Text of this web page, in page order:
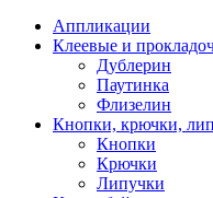
Аппликации
Клеевые и
Дублерин
Паутинка
Флизелин
Кнопки, крючки,
Кнопки
Крючки
Липучки